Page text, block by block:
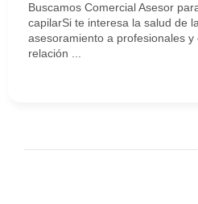
Buscamos Comercial Asesor
capilarSi te interesa la salud de
asesoramiento a profesionales
relación ...